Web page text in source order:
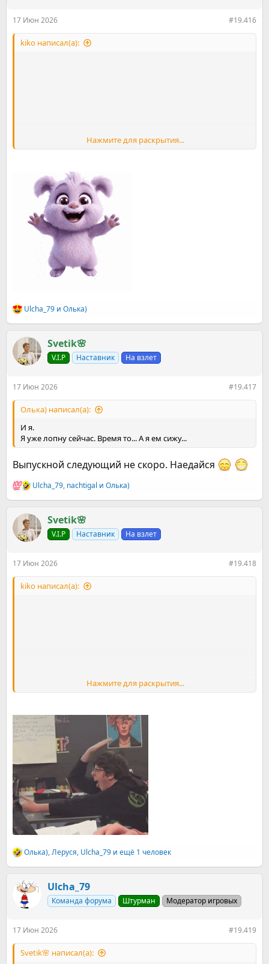
17 Июн 2026 #19.416
kiko написал(а):
Нажмите для раскрытия...
Р
е
к
ц
и
Ulcha_79 и Олька)
Svetik🌸
V.I.P Наставник На взлет
17 Июн 2026 #19.417
Олька) написал(а):
И я.
Я уже лопну сейчас. Время то... А я ем сижу...
Выпускной следующий не скоро. Наедайся
Р
е
к
ц
и
Ulcha_79, nachtigal и Олька)
Svetik🌸
V.I.P Наставник На взлет
17 Июн 2026 #19.418
kiko написал(а):
Нажмите для раскрытия...
Р
е
Олька),Леруся, Ulcha_79 и ещё 1 человек
Ulcha_79
Команда форума Штурман Модератор игровых
17 Июн 2026 #19.419
Svetik🌸 написал(а):